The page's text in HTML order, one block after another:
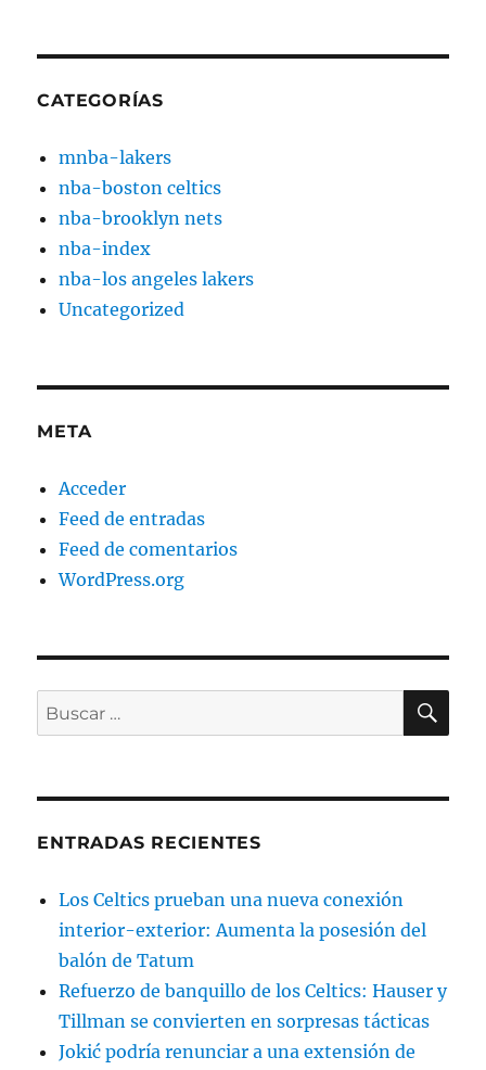
CATEGORÍAS
mnba-lakers
nba-boston celtics
nba-brooklyn nets
nba-index
nba-los angeles lakers
Uncategorized
META
Acceder
Feed de entradas
Feed de comentarios
WordPress.org
Buscar
por:
ENTRADAS RECIENTES
Los Celtics prueban una nueva conexión
interior-exterior: Aumenta la posesión del
balón de Tatum
Refuerzo de banquillo de los Celtics: Hauser y
Tillman se convierten en sorpresas tácticas
Jokić podría renunciar a una extensión de